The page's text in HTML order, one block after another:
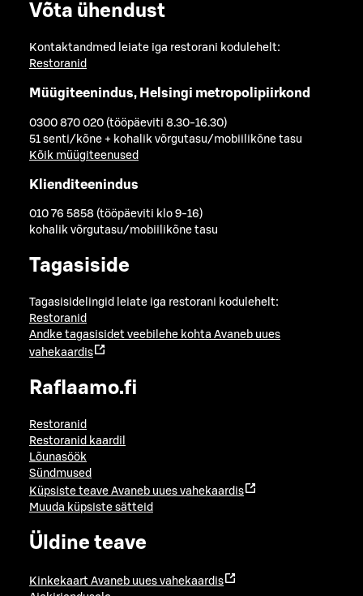
Võta ühendust
Kontaktandmed leiate iga restorani kodulehelt:
Restoranid
Müügiteenindus, Helsingi metropolipiirkond
0300 870 020 (tööpäeviti 8.30-16.30)
51 senti/kõne + kohalik võrgutasu/mobiilikõne tasu
Kõik müügiteenused
Klienditeenindus
010 76 5858 (tööpäeviti klo 9-16)
kohalik võrgutasu/mobiilikõne tasu
Tagasiside
Tagasisidelingid leiate iga restorani kodulehelt:
Restoranid
Andke tagasisidet veebilehe kohta Avaneb uues
vahekaardis
Raflaamo.fi
Restoranid
Restoranid kaardil
Lõunasöök
Sündmused
Küpsiste teave Avaneb uues vahekaardis
Muuda küpsiste sätteid
Üldine teave
Kinkekaart Avaneb uues vahekaardis